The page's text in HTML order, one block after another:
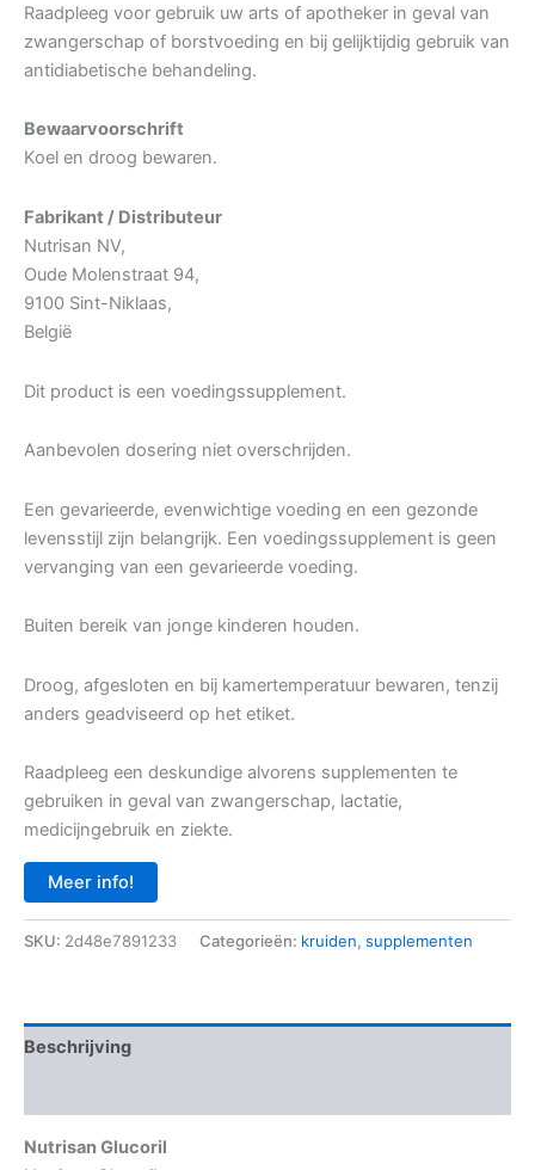
Raadpleeg voor gebruik uw arts of apotheker in geval van
zwangerschap of borstvoeding en bij gelijktijdig gebruik van
antidiabetische behandeling.
Bewaarvoorschrift
Koel en droog bewaren.
Fabrikant / Distributeur
Nutrisan NV,
Oude Molenstraat 94,
9100 Sint-Niklaas,
België
Dit product is een voedingssupplement.
Aanbevolen dosering niet overschrijden.
Een gevarieerde, evenwichtige voeding en een gezonde
levensstijl zijn belangrijk. Een voedingssupplement is geen
vervanging van een gevarieerde voeding.
Buiten bereik van jonge kinderen houden.
Droog, afgesloten en bij kamertemperatuur bewaren, tenzij
anders geadviseerd op het etiket.
Raadpleeg een deskundige alvorens supplementen te
gebruiken in geval van zwangerschap, lactatie,
medicijngebruik en ziekte.
Meer info!
SKU: 2d48e7891233 Categorieën: kruiden, supplementen
Beschrijving
Nutrisan Glucoril